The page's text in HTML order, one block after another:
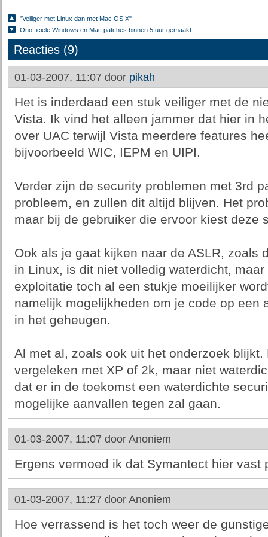
"Veiliger met Linux dan met Mac OS X"
Onofficiele Windows en Mac patches binnen 5 uur gemaakt
Reacties (9)
01-03-2007, 11:07 door pikah
Het is inderdaad een stuk veiliger met de
Vista. Ik vind het alleen jammer dat hier in
over UAC terwijl Vista meerdere features
bijvoorbeeld WIC, IEPM en UIPI.
Verder zijn de security problemen met 3rd
probleem, en zullen dit altijd blijven. Het
maar bij de gebruiker die ervoor kiest deze
Ook als je gaat kijken naar de ASLR, zoals
in Linux, is dit niet volledig waterdicht,
exploitatie toch al een stukje moeilijker
namelijk mogelijkheden om je code op een
in het geheugen.
Al met al, zoals ook uit het onderzoek
vergeleken met XP of 2k, maar niet
dat er in de toekomst een waterdichte
mogelijke aanvallen tegen zal gaan.
01-03-2007, 11:07 door Anoniem
Ergens vermoed ik dat Symantect hier vast
01-03-2007, 11:27 door Anoniem
Hoe verrassend is het toch weer de